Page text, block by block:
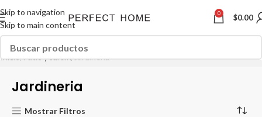
Skip to navigation
Skip to main content
0 $0.00
Inicio Patio y Jardin Jardineria
Jardineria
Mostrar Filtros